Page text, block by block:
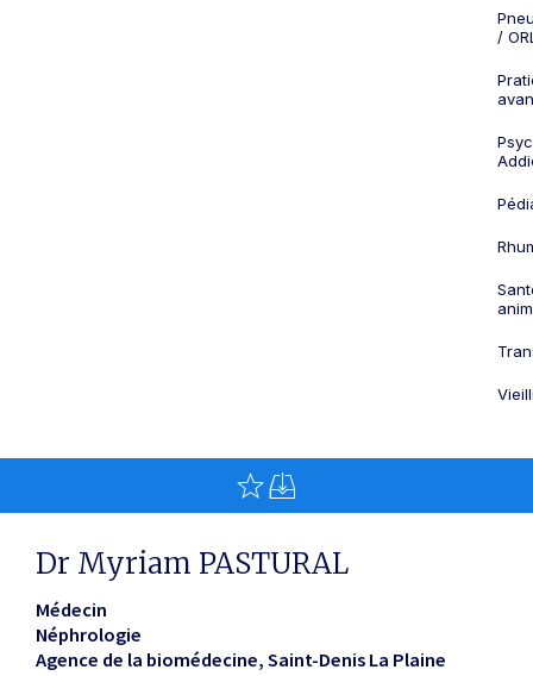
/
Dr Myriam PASTURAL
Médecin
Néphrologie
Agence de la biomédecine Saint-Denis La Plaine